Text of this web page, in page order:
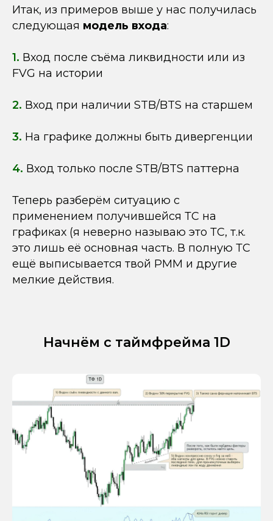
Итак, из примеров выше у нас получилась
следующая модель входа:
1. Вход после съёма ликвидности или из
FVG на истории
2. Вход при наличии STB/BTS на старшем
3. На графике должны быть дивергенции
4. Вход только после STB/BTS паттерна
Теперь разберём ситуацию с
применением получившейся ТС на
графиках (я неверно называю это ТС, т.к.
это лишь её основная часть. В полную ТС
ещё выписывается твой РММ и другие
мелкие действия.
Начнём с таймфрейма 1D